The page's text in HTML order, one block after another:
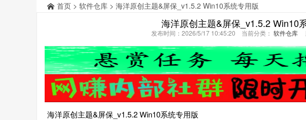
首页 > 软件仓库 > 海洋原创主题&屏保_v1.5.2 Win10系统专用版
海洋原创主题&屏保_v1.5.2 Win10
发布时间：2026/5/17 10:45:20 当前分类： 软件仓库
海洋原创主题&屏保_v1.5.2 Win10系统专用版